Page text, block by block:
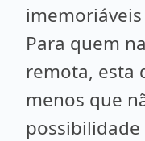
Para quem
remota, esta
menos que